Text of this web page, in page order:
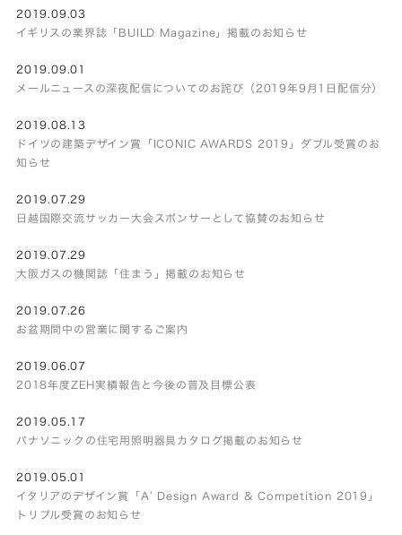
2019.09.03
イギリスの業界誌「BUILD Magazine」掲載のお知らせ
2019.09.01
メールニュースの深夜配信についてのお詫び（2019年9月1日配信分）
2019.08.13
ドイツの建築デザイン賞「ICONIC AWARDS 2019」ダブル受賞のお
知らせ
2019.07.29
日越国際交流サッカー大会スポンサーとして協賛のお知らせ
2019.07.29
大阪ガスの機関誌「住まう」掲載のお知らせ
2019.07.26
お盆期間中の営業に関するご案内
2019.06.07
2018年度ZEH実績報告と今後の普及目標公表
2019.05.17
パナソニックの住宅用照明器具カタログ掲載のお知らせ
2019.05.01
イタリアのデザイン賞「A’ Design Award & Competition 2019」
トリプル受賞のお知らせ